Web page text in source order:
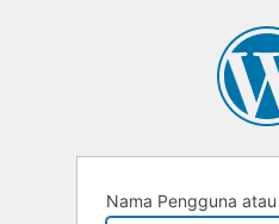
Nama Pengguna